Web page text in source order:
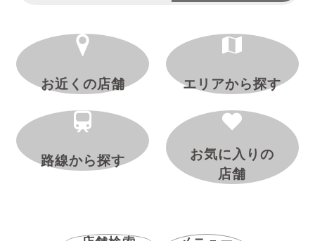
お近くの店舗 エリアから探す
路線から探す
お気に入りの
店舗